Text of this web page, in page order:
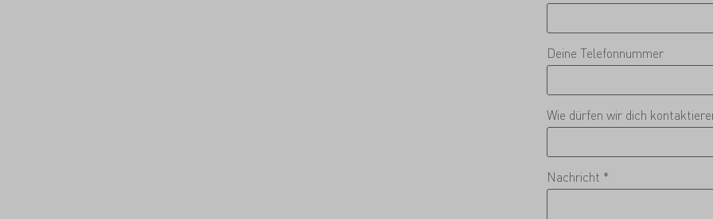
Deine Telefonnummer
Wie dürfen wir dich
Nachricht *